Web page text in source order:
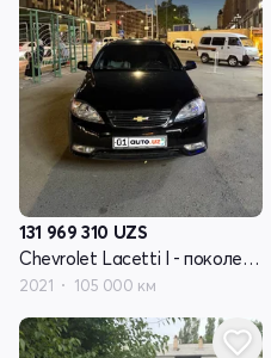
131 969 310 UZS
Chevrolet Lacetti I - поколение рестайлинг
2021 105 000 км